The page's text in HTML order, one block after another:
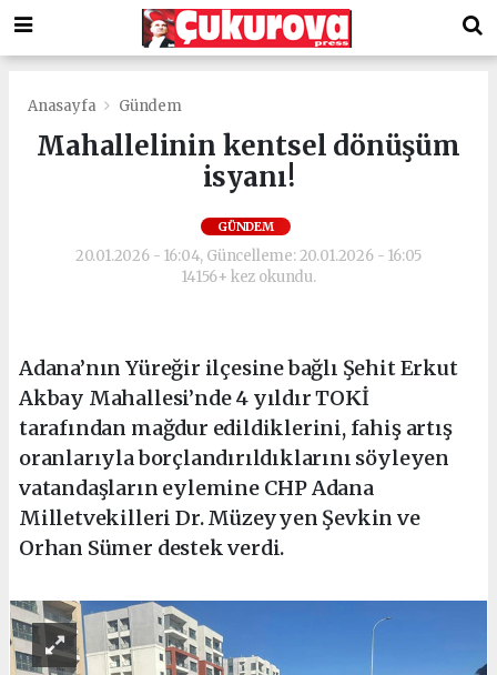
Anasayfa Gündem
Mahallelinin kentsel dönüşüm
isyanı!
GÜNDEM
20.01.2026 - 16:04, Güncelleme: 20.01.2026 - 16:05
14156+ kez okundu.
Adana’nın Yüreğir ilçesine bağlı Şehit Erkut
Akbay Mahallesi’nde 4 yıldır TOKİ
tarafından mağdur edildiklerini, fahiş artış
oranlarıyla borçlandırıldıklarını söyleyen
vatandaşların eylemine CHP Adana
Milletvekilleri Dr. Müzeyyen Şevkin ve
Orhan Sümer destek verdi.